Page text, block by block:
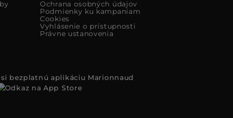
Ochrana osobných údajov
Podmienky ku kampaniam
Cookies
Vyhlásenie o prístupnosti
Právne ustanovenia
bezplatnú aplikáciu Marionnaud